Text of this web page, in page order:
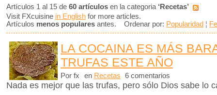
Artículos 1 al 15 de 60 artículos en la categoria ‘Recetas’
Visit FXcuisine in English for more articles.
Artículos menos populares antes. Ordenar por: Popularidad ¦
LA COCAINA ES MÁS
TRUFAS ESTE AÑO
Por fx en Recetas 6 comentarios
Nada es mejor que las trufas, pero sólo Dios sabe lo